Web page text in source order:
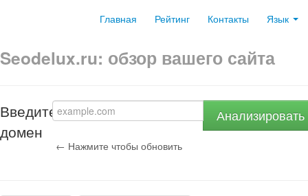
Главная Рейтинг Контакты Язык
Seodelux.ru: обзор вашего сайта
Введите
домен
Анализировать
← Нажмите чтобы обновить